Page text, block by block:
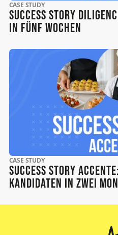
CASE STUDY
Success Story
in fünf Wochen
CASE STUDY
Success Story
Kandidaten in zwei